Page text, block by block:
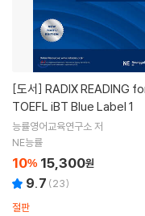
[도서]
TOEFL iBT Blue Label 1
능률영어교육연구소 저
NE능률
10% 15,300원
9.7 (23)
절판